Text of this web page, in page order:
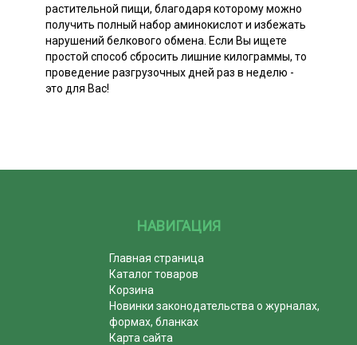
растительной пищи, благодаря которому можно
получить полный набор аминокислот и избежать
нарушений белкового обмена. Если Вы ищете
простой способ сбросить лишние килограммы, то
проведение разгрузочных дней раз в неделю -
это для Вас!
НАВИГАЦИЯ
Главная страница
Каталог товаров
Корзина
Новинки законодательства о журналах,
формах, бланках
Карта сайта